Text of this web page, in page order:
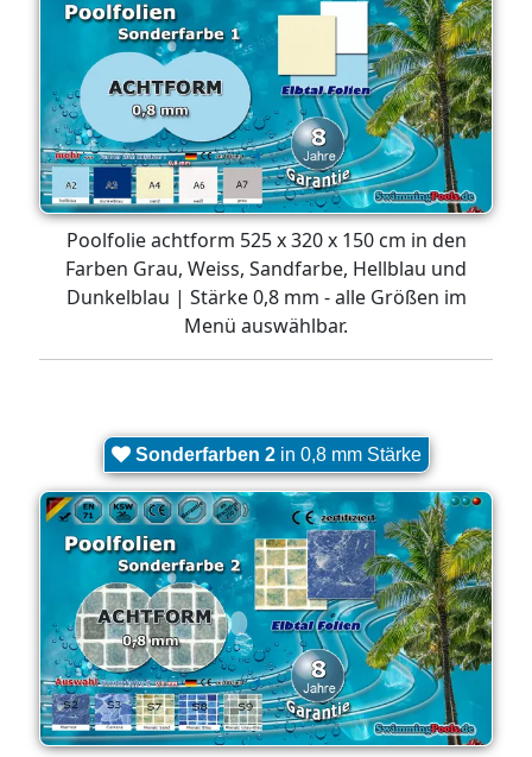
Poolfolie achtform 525 x 320 x 150 cm in den
Farben Grau, Weiss, Sandfarbe, Hellblau und
Dunkelblau | Stärke 0,8 mm - alle Größen im
Menü auswählbar.
Sonderfarben 2in 0,8 mm Stärke